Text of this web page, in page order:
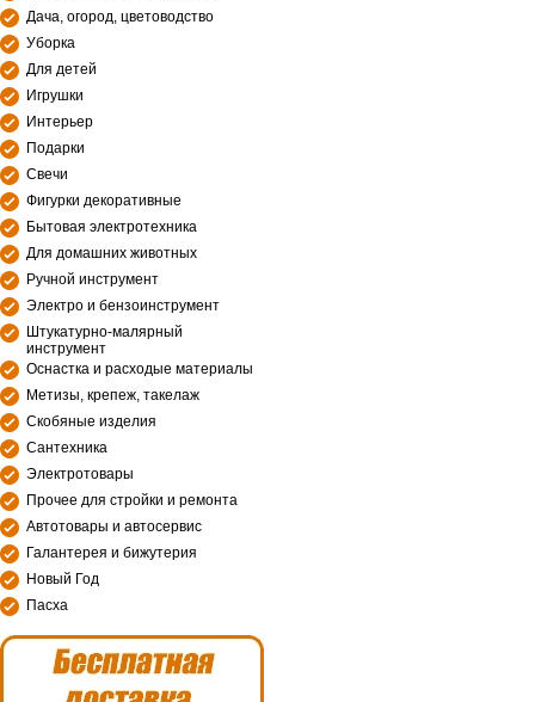
Дача, огород, цветоводство
Уборка
Для детей
Игрушки
Интерьер
Подарки
Свечи
Фигурки декоративные
Бытовая электротехника
Для домашних животных
Ручной инструмент
Электро и бензоинструмент
Штукатурно-малярный
инструмент
Оснастка и расходые материалы
Метизы, крепеж, такелаж
Скобяные изделия
Сантехника
Электротовары
Прочее для стройки и ремонта
Автотовары и автосервис
Галантерея и бижутерия
Новый Год
Пасха